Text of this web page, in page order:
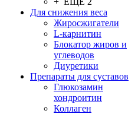
Для снижения веса
Жиросжигатели
L-карнитин
Блокатор жиров и
углеводов
Диуретики
Препараты для суставов
Глюкозамин
хондроитин
Коллаген